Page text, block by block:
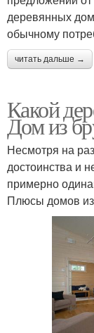
деревянных
обычному
читать дальше →
Какой
Дом из
Несмотря на
достоинства и
примерно
Плюсы домов